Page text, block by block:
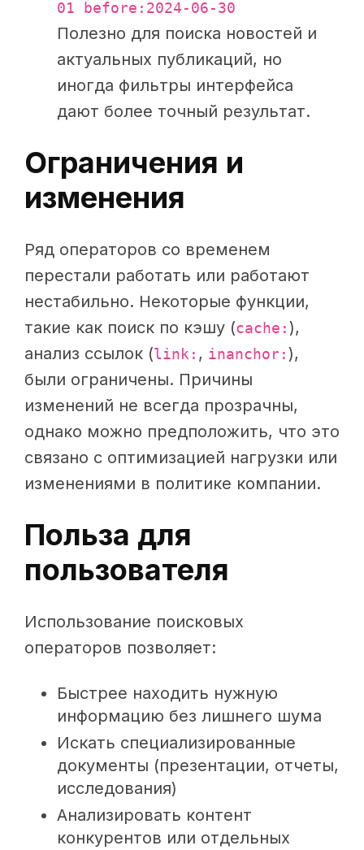
01 before:2024-06-30
Полезно для поиска новостей и
актуальных публикаций, но
иногда фильтры интерфейса
дают более точный результат.
Ограничения и
изменения
Ряд операторов со временем
перестали работать или работают
нестабильно. Некоторые функции,
такие как поиск по кэшу (cache: ),
анализ ссылок (link: , inanchor: ),
были ограничены. Причины
изменений не всегда прозрачны,
однако можно предположить, что это
связано с оптимизацией нагрузки или
изменениями в политике компании.
Польза для
пользователя
Использование поисковых
операторов позволяет:
Быстрее находить нужную
информацию без лишнего шума
Искать специализированные
документы (презентации, отчеты,
исследования)
Анализировать контент
конкурентов или отдельных